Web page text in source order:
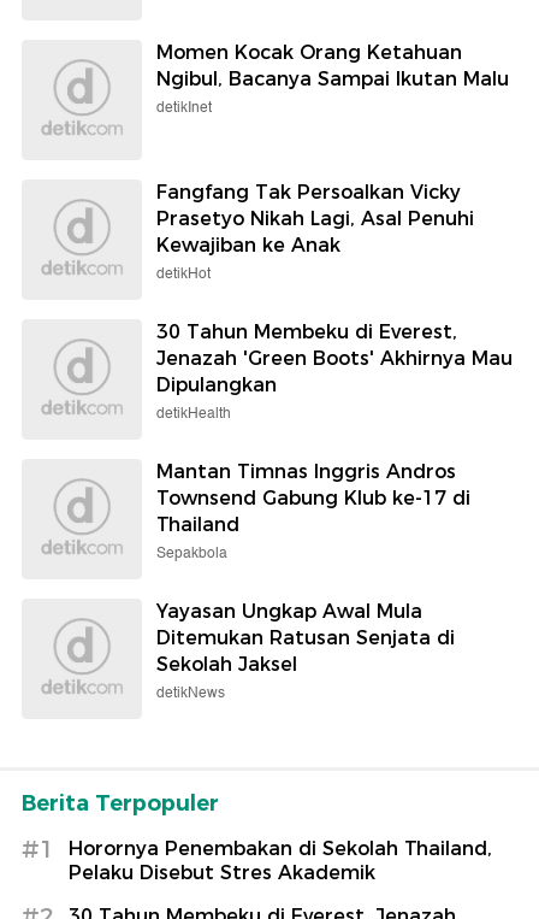
Momen Kocak Orang Ketahuan
Ngibul, Bacanya Sampai Ikutan Malu
detikInet
Fangfang Tak Persoalkan Vicky
Prasetyo Nikah Lagi, Asal Penuhi
Kewajiban ke Anak
detikHot
30 Tahun Membeku di Everest,
Jenazah 'Green Boots' Akhirnya Mau
Dipulangkan
detikHealth
Mantan Timnas Inggris Andros
Townsend Gabung Klub ke-17 di
Thailand
Sepakbola
Yayasan Ungkap Awal Mula
Ditemukan Ratusan Senjata di
Sekolah Jaksel
detikNews
Berita Terpopuler
#1
Horornya Penembakan di Sekolah Thailand,
Pelaku Disebut Stres Akademik